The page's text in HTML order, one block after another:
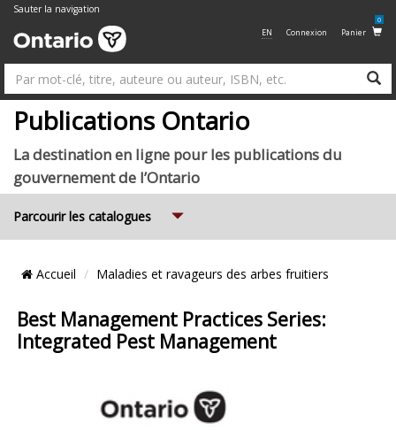
Sauter la navigation
EN Connexion Panier
0
Publications Ontario
La destination en ligne pour les publications du
gouvernement de l’Ontario
Parcourir les catalogues
Emplacement
Fil
d’Ariane
Accueil Maladies et ravageurs des arbes fruitiers
Best Management Practices Series:
Integrated Pest Management